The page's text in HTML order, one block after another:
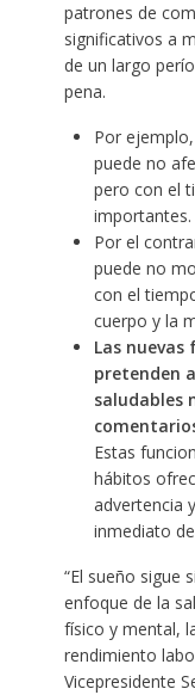
patrones de
significativos a
de un largo
pena.
Por
puede no
pero con el
importantes.
Por el
puede no
con el
cuerpo y la
Las nuevas
pretenden
saludables
Estas
hábitos
advertencia
inmediato
“El sueño sigue
enfoque de la
físico y mental,
rendimiento
Vicepresidente